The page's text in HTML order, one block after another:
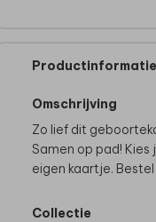
Productinformatie
Omschrijving
Zo lief dit
Samen op pad!
eigen kaartje.
Collectie